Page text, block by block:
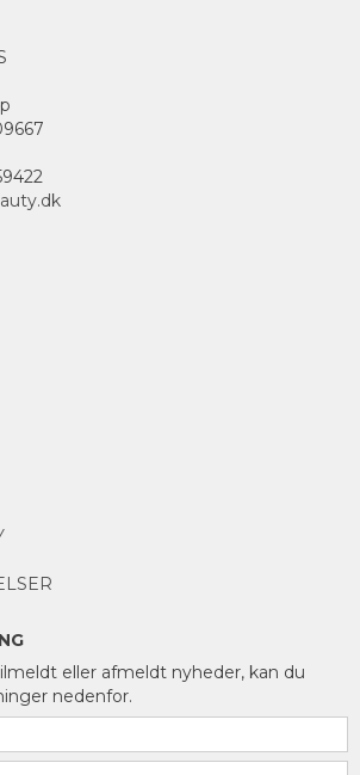
Bht, Titanium Dioxide(Ci 77891), D&c
45410), D&c Red No.6 Ba Lake(Ci
eller afmeldt nyheder, kan du
nedenfor.